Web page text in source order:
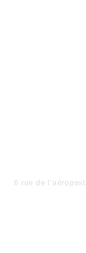
6 rue de